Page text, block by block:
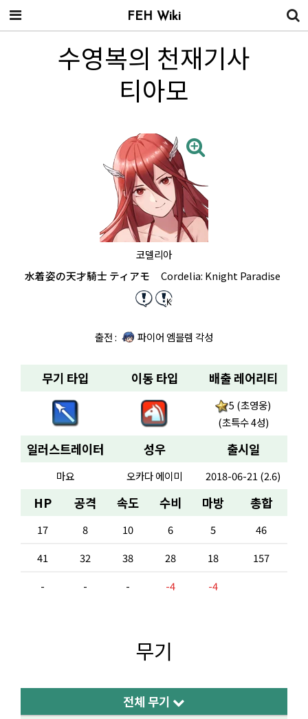
수영복의 천재기사
티아모
코델리아
水着姿の天才騎士 ティアモ
Cordelia: Knight Paradise
출전 : 파이어 엠블렘 각성
무기 타입 이동 타입 배출 레어리티
5 (초영웅)
(초특수 4성)
일러스트레이터 성우 출시일
마요 오카다 에이미 2018-06-21 (2.6)
HP 공격 속도 수비 마방 총합
17 8 10 6 5
46
41
32 38 28 18
157
-
- - -4 -4
무기
전체 무기
FEH Wiki